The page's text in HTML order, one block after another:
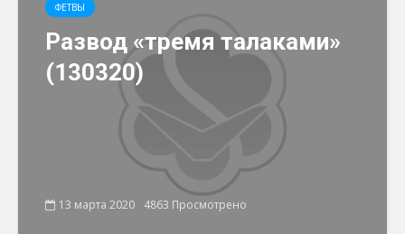
ФЕТВЫ
Развод «тремя талаками»
(130320)
13 марта 2020 4863 Просмотрено